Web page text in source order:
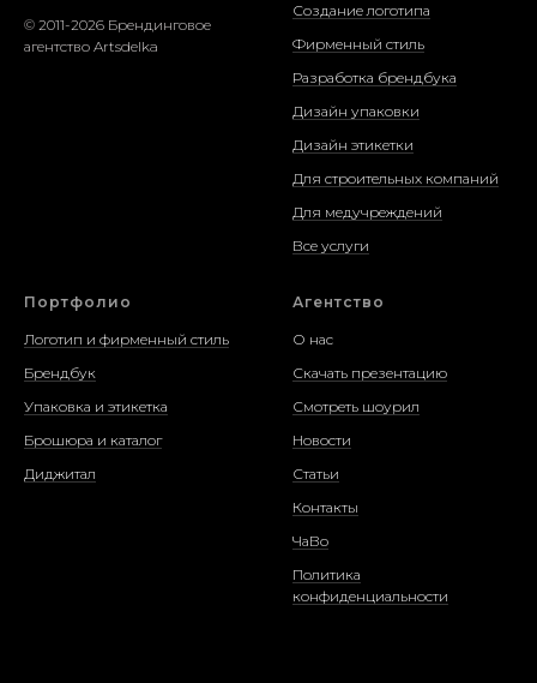
© 2011-2026 Брендинговое
агентство Artsdelka
Создание логотипа
Фирменный стиль
Разработка брендбука
Дизайн упаковки
Дизайн этикетки
Для строительных компаний
Для медучреждений
Все услуги
Портфолио
Логотип и фирменный стиль
Брендбук
Упаковка и этикетка
Брошюра и каталог
Диджитал
Агентство
О нас
Скачать презентацию
Смотреть шоурил
Новости
Статьи
Контакты
ЧаВо
Политика
конфиденциальности